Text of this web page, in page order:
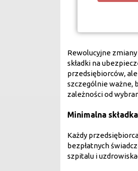
Rewolucyjne
składki na
przedsiębiorców,
szczególnie ważne,
zależności od
Minimalna
Każdy
bezpłatnych
szpitalu i